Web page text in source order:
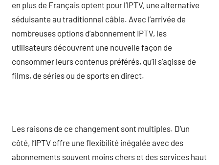
en plus de Français optent pour l’IPTV, une alternative
séduisante au traditionnel câble. Avec l’arrivée de
nombreuses options d’abonnement IPTV, les
utilisateurs découvrent une nouvelle façon de
consommer leurs contenus préférés, qu’il s’agisse de
films, de séries ou de sports en direct.
Les raisons de ce changement sont multiples. D’un
côté, l’IPTV offre une flexibilité inégalée avec des
abonnements souvent moins chers et des services haut